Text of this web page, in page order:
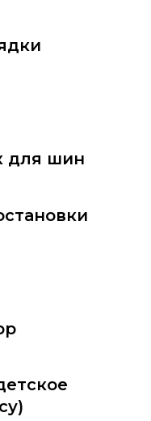
для шин